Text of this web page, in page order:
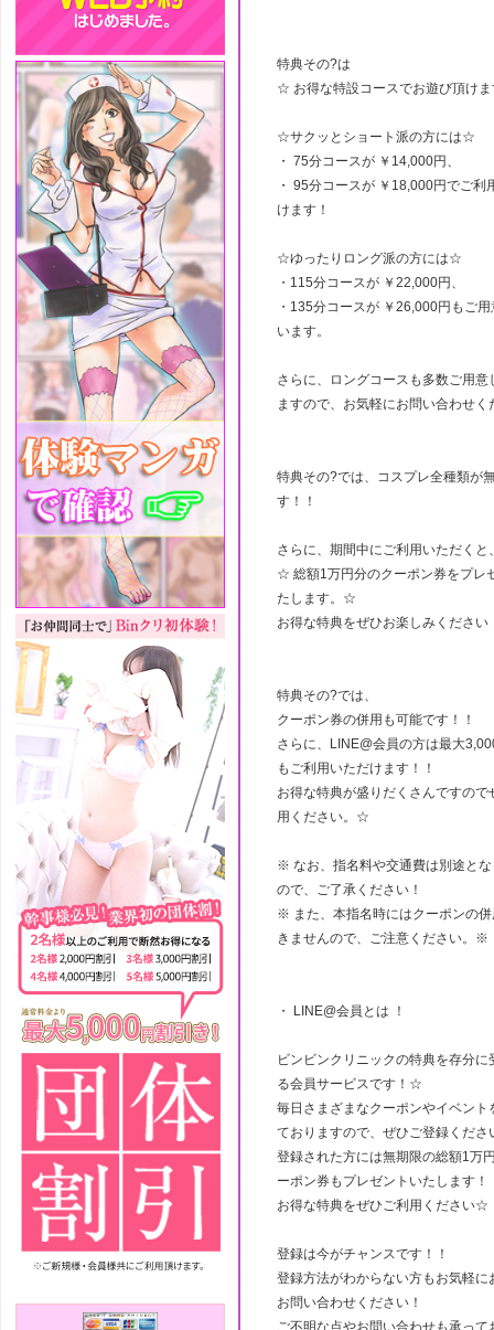
特典その?は
☆ お得な特設コースでお遊び頂け
☆サクッとショート派の方には☆
・ 75分コースが ￥14,000円、
・ 95分コースが ￥18,000円でご利
けます！
☆ゆったりロング派の方には☆
・115分コースが ￥22,000円、
・135分コースが ￥26,000円もご
います。
さらに、ロングコースも多数ご用意
ますので、お気軽にお問い合わせく
特典その?では、コスプレ全種類が
す！！
さらに、期間中にご利用いただくと
☆ 総額1万円分のクーポン券をプレ
たします。☆
お得な特典をぜひお楽しみください
特典その?では、
クーポン券の併用も可能です！！
さらに、LINE@会員の方は最大
もご利用いただけます！！
お得な特典が盛りだくさんですので
用ください。☆
※ なお、指名料や交通費は別途と
ので、ご了承ください！
※ また、本指名時にはクーポンの
きませんので、ご注意ください。※
・ LINE@会員とは ！
ビンビンクリニックの特典を存分に
る会員サービスです！☆
毎日さまざまなクーポンやイベント
ておりますので、ぜひご登録くださ
登録された方には無期限の総額1万
ーポン券もプレゼントいたします！
お得な特典をぜひご利用ください☆
登録は今がチャンスです！！
登録方法がわからない方もお気軽に
お問い合わせください！
ご不明な点やお問い合わせも承って